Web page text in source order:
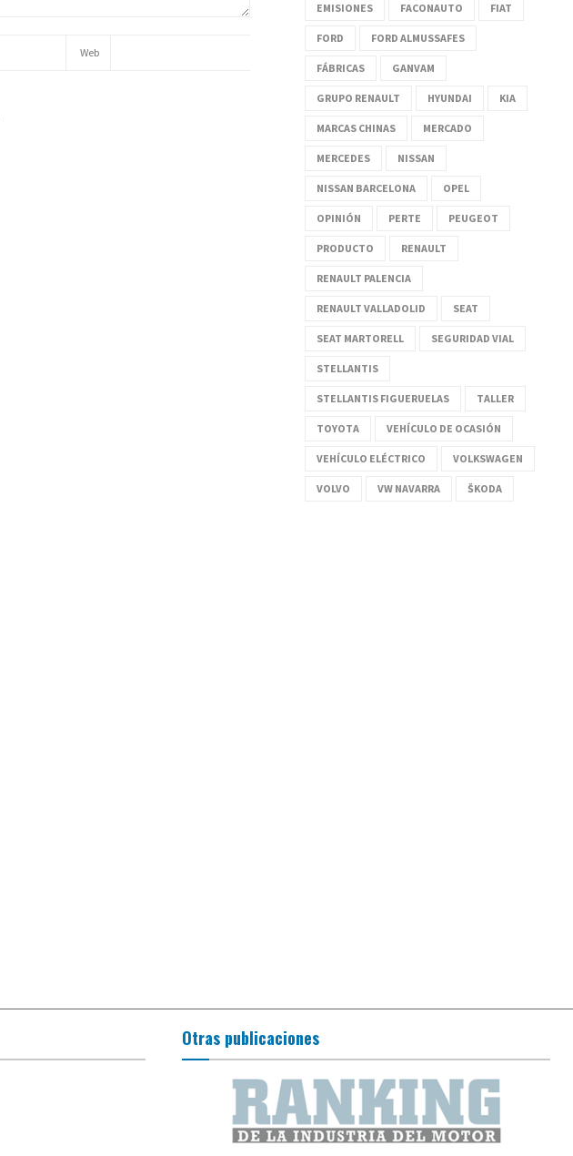
EMISIONES FACONAUTO FIAT
FORD FORD ALMUSSAFES
FÁBRICAS GANVAM
GRUPO RENAULT HYUNDAI KIA
MARCAS CHINAS MERCADO
MERCEDES NISSAN
NISSAN BARCELONA OPEL
OPINIÓN PERTE PEUGEOT
PRODUCTO RENAULT
RENAULT PALENCIA
RENAULT VALLADOLID SEAT
SEAT MARTORELL SEGURIDAD VIAL
STELLANTIS
STELLANTIS FIGUERUELAS TALLER
TOYOTA VEHÍCULO DE OCASIÓN
VEHÍCULO ELÉCTRICO VOLKSWAGEN
VOLVO VW NAVARRA ŠKODA
Otras publicaciones